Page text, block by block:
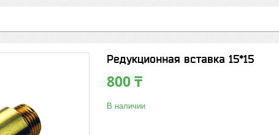
Редукционная вставка 15*15
800 ₸
В наличии